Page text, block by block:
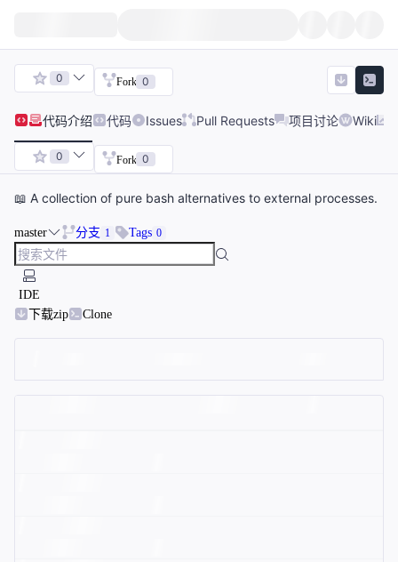
0 Fork 0
代码介绍 代码 Issues Pull Requests 项目讨论 Wiki
0 Fork 0
📖 A collection of pure bash alternatives to external processes.
master 分支 1 Tags 0
IDE
下载zip
Clone